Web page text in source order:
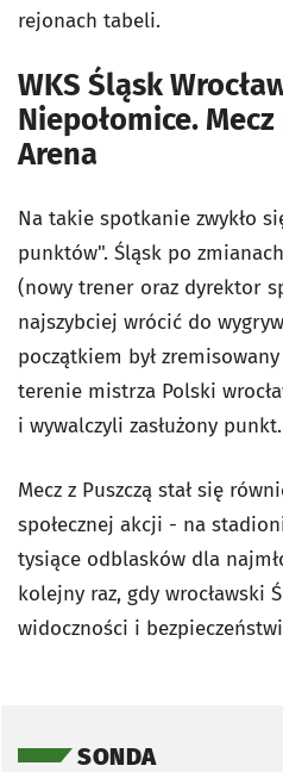
rejonach tabeli.
WKS Śląsk
Niepołomice.
Arena
Na takie spotkanie zwykło
punktów". Śląsk po
(nowy trener oraz dyrektor
najszybciej wrócić do
początkiem był
terenie mistrza Polski
i wywalczyli zasłużony punkt.
Mecz z Puszczą stał się
społecznej akcji - na
tysiące odblasków dla
kolejny raz, gdy wrocławski
widoczności i
SONDA